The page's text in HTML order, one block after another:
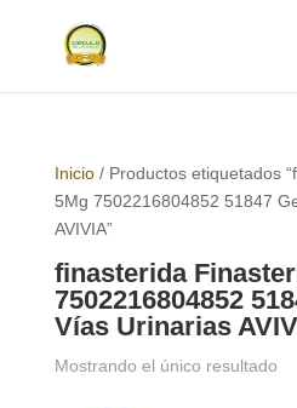
Inicio/ Productos etiquetados
5Mg 7502216804852 51847
AVIVIA”
finasterida
7502216804852
Vías Urinarias
Mostrando el único resultado